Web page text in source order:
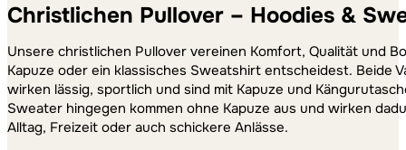
Christlichen Pullover – Hoodies &
Unsere christlichen Pullover vereinen Komfort, Qualität und
Kapuze oder ein klassisches Sweatshirt entscheidest. Beide
wirken lässig, sportlich und sind mit Kapuze und
Sweater hingegen kommen ohne Kapuze aus und wirken
Alltag, Freizeit oder auch schickere Anlässe.